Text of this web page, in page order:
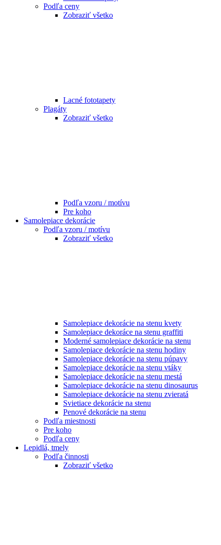
Podľa ceny
Zobraziť všetko
Lacné fototapety
Plagáty
Zobraziť všetko
Podľa vzoru / motívu
Pre koho
Samolepiace dekorácie
Podľa vzoru / motívu
Zobraziť všetko
Samolepiace dekorácie na stenu kvety
Samolepiace dekoráce na stenu graffiti
Moderné samolepiace dekorácie na stenu
Samolepiace dekorácie na stenu hodiny
Samolepiace dekorácie na stenu púpavy
Samolepiace dekorácie na stenu vtáky
Samolepiace dekorácie na stenu mestá
Samolepiace dekorácie na stenu dinosaurus
Samolepiace dekorácie na stenu zvieratá
Svietiace dekorácie na stenu
Penové dekorácie na stenu
Podľa miestnosti
Pre koho
Podľa ceny
Lepidlá, tmely
Podľa činnosti
Zobraziť všetko